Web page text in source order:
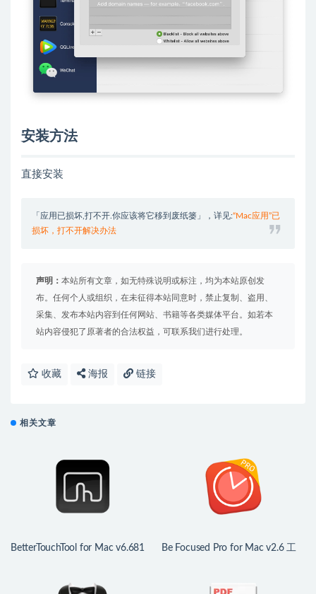
安装方法
直接安装
「应用已损坏,打不开.你应该将它移到废纸篓」，详见:“Mac应用”已
损坏，打不开解决办法
声明： 本站所有文章，如无特殊说明或标注，均为本站原创发
布。任何个人或组织，在未征得本站同意时，禁止复制、盗用、
采集、发布本站内容到任何网站、书籍等各类媒体平台。如若本
站内容侵犯了原著者的合法权益，可联系我们进行处理。
收藏 海报 链接
相关文章
BetterTouchTool for Mac v6.681
Be Focused Pro for Mac v2.6 工